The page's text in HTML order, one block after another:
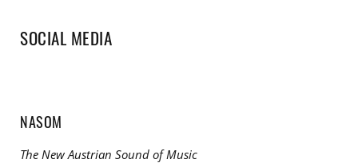
SOCIAL MEDIA
NASOM
The New Austrian Sound of Music